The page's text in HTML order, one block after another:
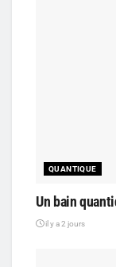
QUANTIQUE
Un bain
il y a 2 jours